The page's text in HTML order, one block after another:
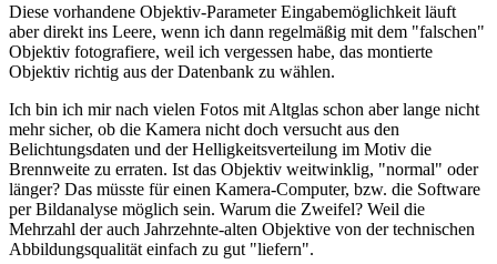
Diese vorhandene Objektiv-Parameter Eingabemöglichkeit läuft
aber direkt ins Leere, wenn ich dann regelmäßig mit dem "falschen"
Objektiv fotografiere, weil ich vergessen habe, das montierte
Objektiv richtig aus der Datenbank zu wählen.
Ich bin ich mir nach vielen Fotos mit Altglas schon aber lange nicht
mehr sicher, ob die Kamera nicht doch versucht aus den
Belichtungsdaten und der Helligkeitsverteilung im Motiv die
Brennweite zu erraten. Ist das Objektiv weitwinklig, "normal" oder
länger? Das müsste für einen Kamera-Computer, bzw. die Software
per Bildanalyse möglich sein. Warum die Zweifel? Weil die
Mehrzahl der auch Jahrzehnte-alten Objektive von der technischen
Abbildungsqualität einfach zu gut "liefern".